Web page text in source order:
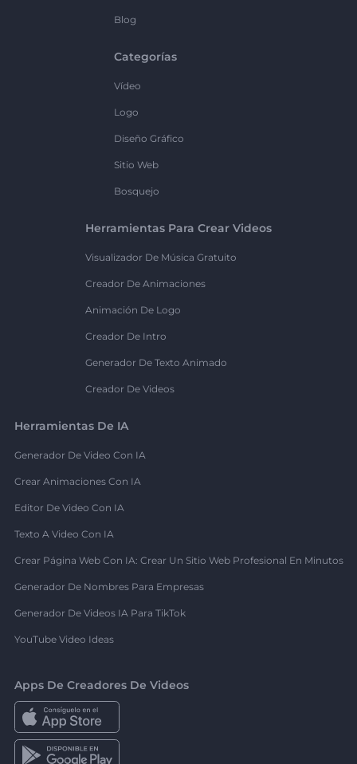
Blog
Categorías
Vídeo
Logo
Diseño Gráfico
Sitio Web
Bosquejo
Herramientas Para Crear Videos
Visualizador De Música Gratuito
Creador De Animaciones
Animación De Logo
Creador De Intro
Generador De Texto Animado
Creador De Videos
Herramientas De IA
Generador De Video Con IA
Crear Animaciones Con IA
Editor De Video Con IA
Texto A Video Con IA
Crear Página Web Con IA: Crear Un Sitio Web Profesional En Minutos
Generador De Nombres Para Empresas
Generador De Videos IA Para TikTok
YouTube Video Ideas
Apps De Creadores De Videos